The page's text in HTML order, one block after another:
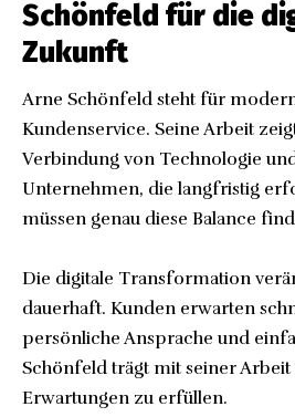
Schönfeld für die
Zukunft
Arne Schönfeld steht für
Kundenservice. Seine Arbeit
Verbindung von Technologie
Unternehmen, die langfristig
müssen genau diese Balance
Die digitale Transformation
dauerhaft. Kunden erwarten
persönliche Ansprache und
Schönfeld trägt mit seiner Arbeit
Erwartungen zu erfüllen.